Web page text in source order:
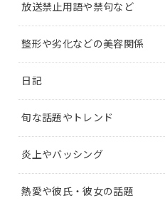
放送禁止用語や禁句など
整形や劣化などの美容関係
日記
旬な話題やトレンド
炎上やバッシング
熱愛や彼氏・彼女の話題